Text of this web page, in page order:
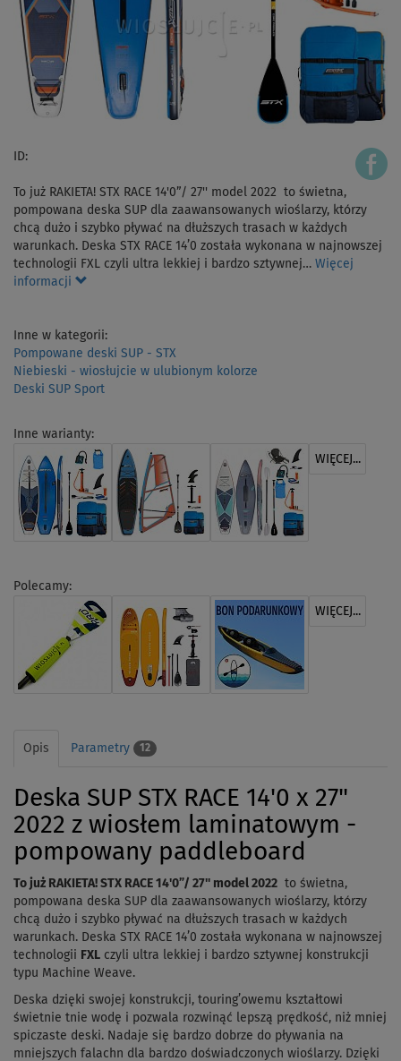
ID:
To już RAKIETA! STX RACE 14'0”/ 27'' model 2022 to świetna,
pompowana deska SUP dla zaawansowanych wioślarzy, którzy
chcą dużo i szybko pływać na dłuższych trasach w każdych
warunkach. Deska STX RACE 14’0 została wykonana w najnowszej
technologii FXL czyli ultra lekkiej i bardzo sztywnej… Więcej
informacji
Inne w kategorii:
Pompowane deski SUP - STX
Niebieski - wiosłujcie w ulubionym kolorze
Deski SUP Sport
Inne warianty:
WIĘCEJ...
Polecamy:
WIĘCEJ...
Opis Parametry 12
Deska SUP STX RACE 14'0 x 27"
2022 z wiosłem laminatowym -
pompowany paddleboard
To już RAKIETA! STX RACE 14'0”/ 27'' model 2022 to świetna,
pompowana deska SUP dla zaawansowanych wioślarzy, którzy
chcą dużo i szybko pływać na dłuższych trasach w każdych
warunkach. Deska STX RACE 14’0 została wykonana w najnowszej
technologii FXL czyli ultra lekkiej i bardzo sztywnej konstrukcji
typu Machine Weave.
Deska dzięki swojej konstrukcji, touring’owemu kształtowi
świetnie tnie wodę i pozwala rozwinąć lepszą prędkość, niż mniej
spiczaste deski. Nadaje się bardzo dobrze do pływania na
mniejszych falachn dla bardzo doświadczonych wioślarzy. Dzięki